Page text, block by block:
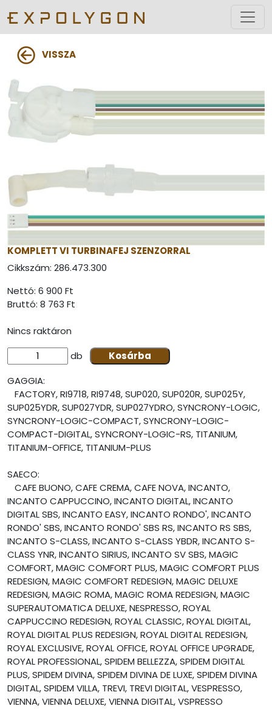
VISSZA
KOMPLETT VI TURBINAFEJ SZENZORRAL
Cikkszám: 286.473.300
Nettó: 6 900 Ft
Bruttó: 8 763 Ft
Nincs raktáron
db
Kosárba
GAGGIA:
FACTORY, RI9718, RI9748, SUP020, SUP020R, SUP025Y,
SUP025YDR, SUP027YDR, SUP027YDRO, SYNCRONY-LOGIC,
SYNCRONY-LOGIC-COMPACT, SYNCRONY-LOGIC-
COMPACT-DIGITAL, SYNCRONY-LOGIC-RS, TITANIUM,
TITANIUM-OFFICE, TITANIUM-PLUS
SAECO:
CAFE BUONO, CAFE CREMA, CAFE NOVA, INCANTO,
INCANTO CAPPUCCINO, INCANTO DIGITAL, INCANTO
DIGITAL SBS, INCANTO EASY, INCANTO RONDO', INCANTO
RONDO' SBS, INCANTO RONDO' SBS RS, INCANTO RS SBS,
INCANTO S-CLASS, INCANTO S-CLASS YBDR, INCANTO S-
CLASS YNR, INCANTO SIRIUS, INCANTO SV SBS, MAGIC
COMFORT, MAGIC COMFORT PLUS, MAGIC COMFORT PLUS
REDESIGN, MAGIC COMFORT REDESIGN, MAGIC DELUXE
REDESIGN, MAGIC ROMA, MAGIC ROMA REDESIGN, MAGIC
SUPERAUTOMATICA DELUXE, NESPRESSO, ROYAL
CAPPUCCINO REDESIGN, ROYAL CLASSIC, ROYAL DIGITAL,
ROYAL DIGITAL PLUS REDESIGN, ROYAL DIGITAL REDESIGN,
ROYAL EXCLUSIVE, ROYAL OFFICE, ROYAL OFFICE UPGRADE,
ROYAL PROFESSIONAL, SPIDEM BELLEZZA, SPIDEM DIGITAL
PLUS, SPIDEM DIVINA, SPIDEM DIVINA DE LUXE, SPIDEM DIVINA
DIGITAL, SPIDEM VILLA, TREVI, TREVI DIGITAL, VESPRESSO,
VIENNA, VIENNA DELUXE, VIENNA DIGITAL, VSPRESSO